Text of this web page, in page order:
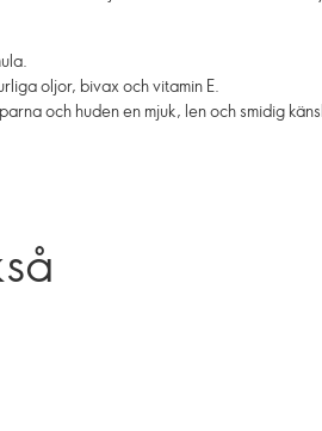
oljor, bivax och vitamin E.
och huden en mjuk, len och smidig